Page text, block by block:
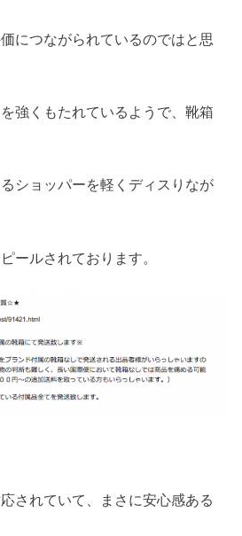
につながられているのではと思
強くもたれているようで、靴箱
ショッパーを軽くディスりなが
ールされております。
されていて、まさに安心感ある